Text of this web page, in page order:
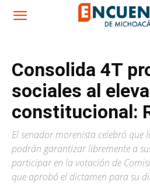
Consolida 4T
sociales al
constitucional:
El senador morenista celebró que
podrán garantizar libremente a
participar en la votación de
que aprobó el dictamen para su